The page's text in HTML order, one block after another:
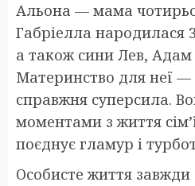
Альона — мама
Габріелла народилася
а також сини Лев, Адам
Материнство для неї —
справжня суперсила.
моментами з життя
поєднує гламур і
Особисте життя